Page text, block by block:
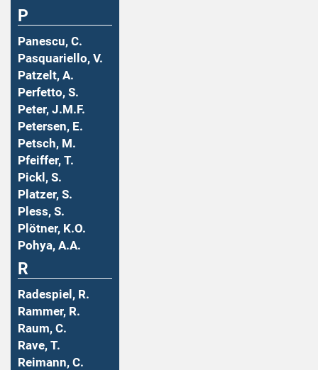
P
Panescu, C.
Pasquariello, V.
Patzelt, A.
Perfetto, S.
Peter, J.M.F.
Petersen, E.
Petsch, M.
Pfeiffer, T.
Pickl, S.
Platzer, S.
Pless, S.
Plötner, K.O.
Pohya, A.A.
R
Radespiel, R.
Rammer, R.
Raum, C.
Rave, T.
Reimann, C.